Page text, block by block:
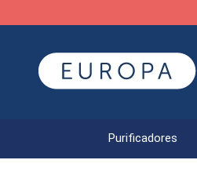
Purificadores